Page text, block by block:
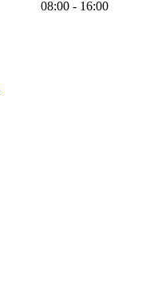
08:00 - 16:00